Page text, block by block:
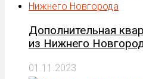
Дополнительная
из Нижнего
01.11.2023